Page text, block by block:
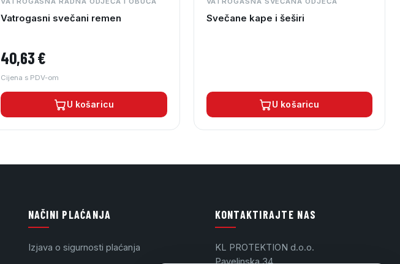
Vatrogasni svečani remen
40,63€
Cijena s PDV-om
U košaricu
Svečane kape i šeširi
U košaricu
NAČINI PLAĆANJA
Izjava o sigurnosti plaćanja
KONTAKTIRAJTE NAS
KL PROTEKTION d.o.o.
Pavelinska 34